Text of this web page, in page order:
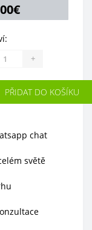
+
PŘIDAT DO KOŠÍKU
chat
světě